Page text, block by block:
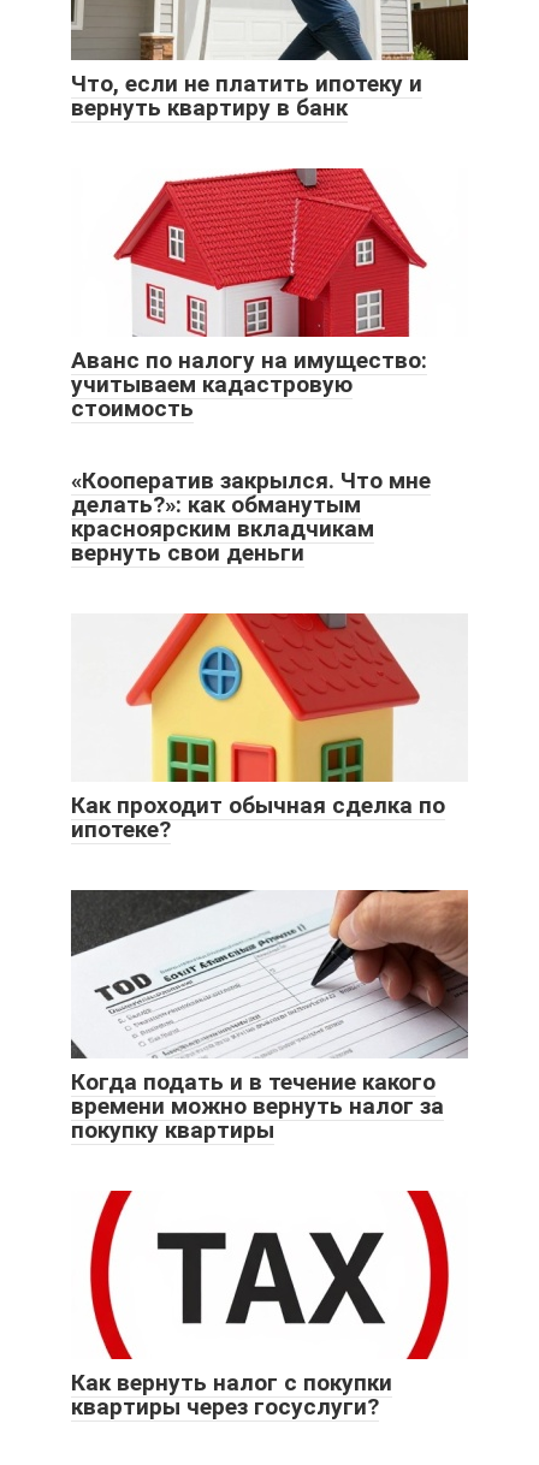
Что, если не платить ипотеку и
вернуть квартиру в банк
Аванс по налогу на имущество:
учитываем кадастровую
стоимость
«Кооператив закрылся. Что мне
делать?»: как обманутым
красноярским вкладчикам
вернуть свои деньги
Как проходит обычная сделка по
ипотеке?
Когда подать и в течение какого
времени можно вернуть налог за
покупку квартиры
Как вернуть налог с покупки
квартиры через госуслуги?